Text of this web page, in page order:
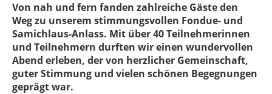
Von nah und fern fanden zahlreiche Gäste den
Weg zu unserem stimmungsvollen Fondue- und
Samichlaus-Anlass. Mit über 40 Teilnehmerinnen
und Teilnehmern durften wir einen wundervollen
Abend erleben, der von herzlicher Gemeinschaft,
guter Stimmung und vielen schönen Begegnungen
geprägt war.